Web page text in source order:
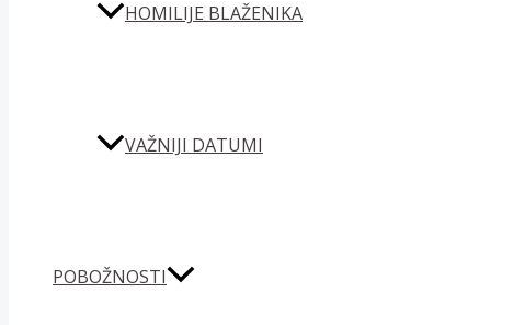
HOMILIJE BLAŽENIKA
VAŽNIJI DATUMI
POBOŽNOSTI